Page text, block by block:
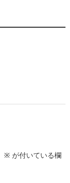
※ が付いている欄